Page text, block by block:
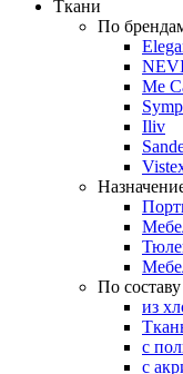
Ткани
По
Me
Iliv
По составу
из
с
с